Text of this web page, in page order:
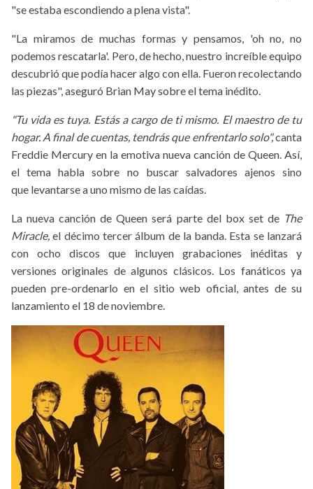
"se estaba escondiendo a plena vista".
"La miramos de muchas formas y pensamos, 'oh no, no
podemos rescatarla'. Pero, de hecho, nuestro increíble equipo
descubrió que podía hacer algo con ella. Fueron recolectando
las piezas", aseguró Brian May sobre el tema inédito.
"Tu vida es tuya. Estás a cargo de ti mismo. El maestro de tu
hogar. A final de cuentas, tendrás que enfrentarlo solo",canta
Freddie Mercury en la emotiva nueva canción de Queen. Así,
el tema habla sobre no buscar salvadores ajenos sino
que levantarse a uno mismo de las caídas.
La nueva canción de Queen será parte del box set de The
Miracle,el décimo tercer álbum de la banda. Esta se lanzará
con ocho discos que incluyen grabaciones inéditas y
versiones originales de algunos clásicos. Los fanáticos ya
pueden pre-ordenarlo en el sitio web oficial, antes de su
lanzamiento el 18 de noviembre.